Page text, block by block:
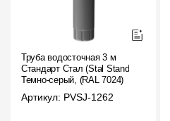
Труба водосточная 3 м
Стандарт Стал (Stal Standard)
Темно-серый, (RAL 7024)
Артикул: PVSJ-1262